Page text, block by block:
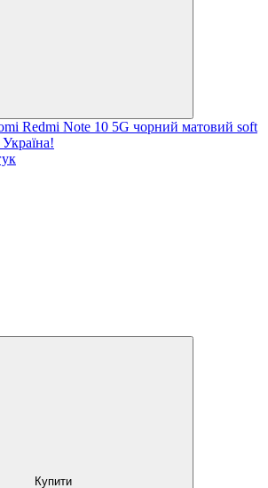
Redmi Note 10 5G чорний матовий soft
Купити